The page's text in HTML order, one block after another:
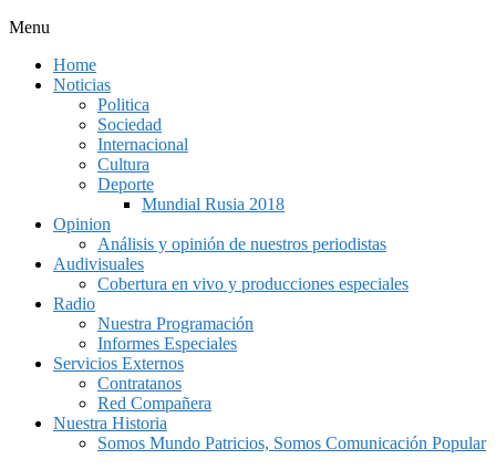
Menu
Home
Noticias
Politica
Sociedad
Internacional
Cultura
Deporte
Mundial Rusia 2018
Opinion
Análisis y opinión de nuestros periodistas
Audivisuales
Cobertura en vivo y producciones especiales
Radio
Nuestra Programación
Informes Especiales
Servicios Externos
Contratanos
Red Compañera
Nuestra Historia
Somos Mundo Patricios, Somos Comunicación Popular